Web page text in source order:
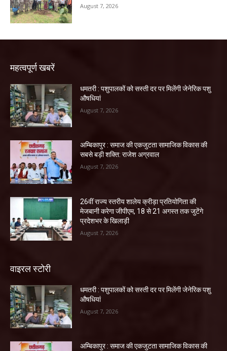
August 7, 2026
महत्वपूर्ण खबरें
धमतरी : पशुपालकों को सस्ती दर पर मिलेंगी जेनेरिक पशु
औषधियां
August 7, 2026
अम्बिकापुर : समाज की एकजुटता सामाजिक विकास की
सबसे बड़ी शक्ति: राजेश अग्रवाल
August 7, 2026
26वीं राज्य स्तरीय शालेय क्रीड़ा प्रतियोगिता की
मेजबानी करेगा जीपीएम, 18 से 21 अगस्त तक जुटेंगे
प्रदेशभर के खिलाड़ी
August 7, 2026
वाइरल स्टोरी
धमतरी : पशुपालकों को सस्ती दर पर मिलेंगी जेनेरिक पशु
औषधियां
August 7, 2026
अम्बिकापुर : समाज की एकजुटता सामाजिक विकास की